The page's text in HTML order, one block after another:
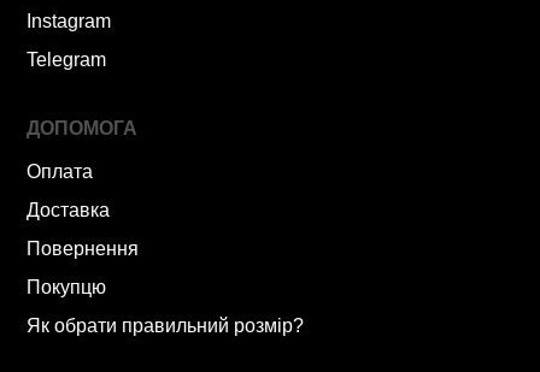
Instagram
Telegram
ДОПОМОГА
Оплата
Доставка
Повернення
Покупцю
Як обрати правильний розмір?